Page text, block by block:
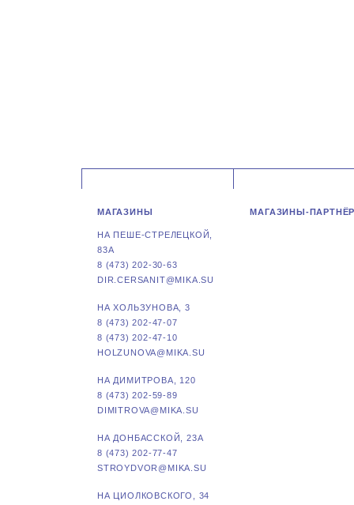
МАГАЗИНЫ
НА ПЕШЕ-СТРЕЛЕЦКОЙ,
83А
8 (473) 202-30-63
DIR.CERSANIT@MIKA.SU
НА ХОЛЬЗУНОВА, 3
8 (473) 202-47-07
8 (473) 202-47-10
HOLZUNOVA@MIKA.SU
НА ДИМИТРОВА, 120
8 (473) 202-59-89
DIMITROVA@MIKA.SU
НА ДОНБАССКОЙ, 23А
8 (473) 202-77-47
STROYDVOR@MIKA.SU
НА ЦИОЛКОВСКОГО, 34
МАГАЗИНЫ-